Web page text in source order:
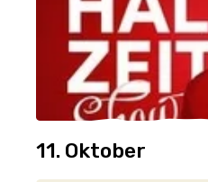
11. Oktober